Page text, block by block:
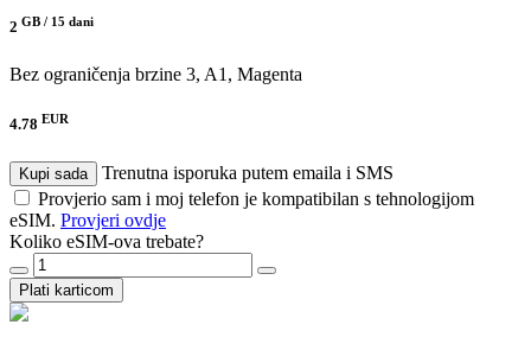
2 GB / 15 dani
Bez ograničenja brzine 3, A1, Magenta
4.78 EUR
Kupi sada
Trenutna isporuka putem emaila i SMS
Provjerio sam i moj telefon je kompatibilan s tehnologijom
eSIM. Provjeri ovdje
Koliko eSIM-ova trebate?
Plati karticom